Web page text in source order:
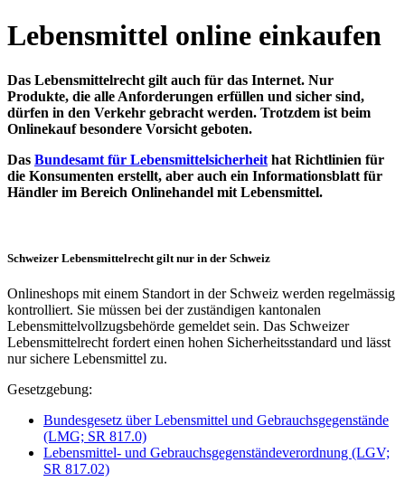
Lebensmittel online einkaufen
Das Lebensmittelrecht gilt auch für das Internet. Nur
Produkte, die alle Anforderungen erfüllen und sicher sind,
dürfen in den Verkehr gebracht werden. Trotzdem ist beim
Onlinekauf besondere Vorsicht geboten.
Das Bundesamt für Lebensmittelsicherheit hat Richtlinien für
die Konsumenten erstellt, aber auch ein Informationsblatt für
Händler im Bereich Onlinehandel mit Lebensmittel.
Schweizer Lebensmittelrecht gilt nur in der Schweiz
Onlineshops mit einem Standort in der Schweiz werden regelmässig
kontrolliert. Sie müssen bei der zuständigen kantonalen
Lebensmittelvollzugsbehörde gemeldet sein. Das Schweizer
Lebensmittelrecht fordert einen hohen Sicherheitsstandard und lässt
nur sichere Lebensmittel zu.
Gesetzgebung:
Bundesgesetz über Lebensmittel und Gebrauchsgegenstände
(LMG; SR 817.0)
Lebensmittel- und Gebrauchsgegenständeverordnung (LGV;
SR 817.02)